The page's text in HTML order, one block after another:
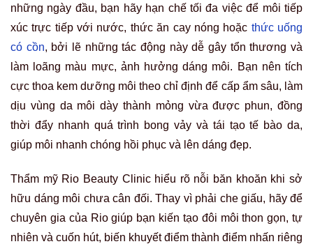
những ngày đầu, bạn hãy hạn chế tối đa việc để môi tiếp
xúc trực tiếp với nước, thức ăn cay nóng hoặc thức uống
có cồn, bởi lẽ những tác động này dễ gây tổn thương và
làm loãng màu mực, ảnh hưởng dáng môi. Bạn nên tích
cực thoa kem dưỡng môi theo chỉ định để cấp ẩm sâu, làm
dịu vùng da môi dày thành mỏng vừa được phun, đồng
thời đẩy nhanh quá trình bong vảy và tái tạo tế bào da,
giúp môi nhanh chóng hồi phục và lên dáng đẹp.
Thẩm mỹ Rio Beauty Clinic hiểu rõ nỗi băn khoăn khi sở
hữu dáng môi chưa cân đối. Thay vì phải che giấu, hãy để
chuyên gia của Rio giúp bạn kiến tạo đôi môi thon gọn, tự
nhiên và cuốn hút, biến khuyết điểm thành điểm nhấn riêng